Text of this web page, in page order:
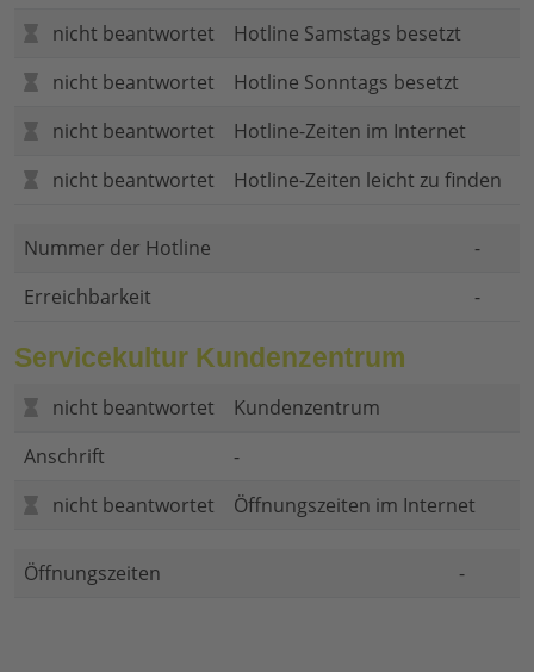
nicht beantwortet
Hotline Samstags besetzt
nicht beantwortet
Hotline Sonntags besetzt
nicht beantwortet
Hotline-Zeiten im Internet
nicht beantwortet
Hotline-Zeiten leicht zu finden
Nummer der Hotline
-
Erreichbarkeit
-
Servicekultur Kundenzentrum
nicht beantwortet
Kundenzentrum
Anschrift
-
nicht beantwortet
Öffnungszeiten im Internet
Öffnungszeiten -